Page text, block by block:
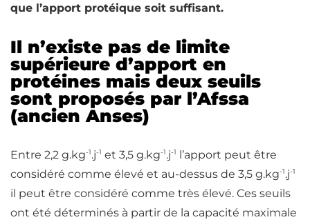
que l’apport protéique soit suffisant.
Il n’existe pas de limite
supérieure d’apport en
protéines mais deux seuils
sont proposés par l’Afssa
(ancien Anses)
Entre 2,2 g.kg-1.j-1 et 3,5 g.kg-1.j-1 l’apport peut être
considéré comme élevé et au-dessus de 3,5 g.kg-1.j-1
il peut être considéré comme très élevé. Ces seuils
ont été déterminés à partir de la capacité maximale